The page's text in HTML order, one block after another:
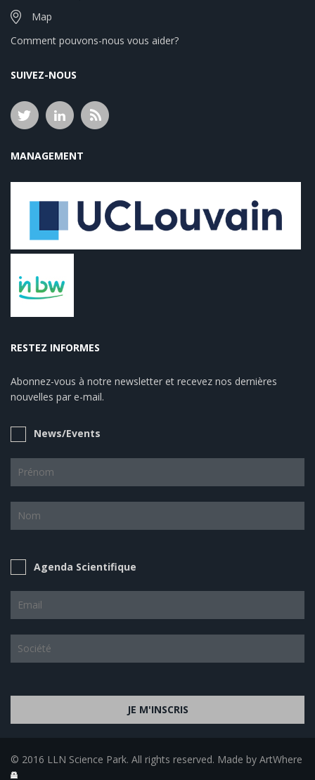
Map
Comment pouvons-nous vous aider?
SUIVEZ-NOUS
MANAGEMENT
RESTEZ INFORMES
Abonnez-vous à notre newsletter et recevez nos dernières
nouvelles par e-mail.
News/Events
Agenda Scientifique
JE M'INSCRIS
© 2016 LLN Science Park. All rights reserved. Made by ArtWhere